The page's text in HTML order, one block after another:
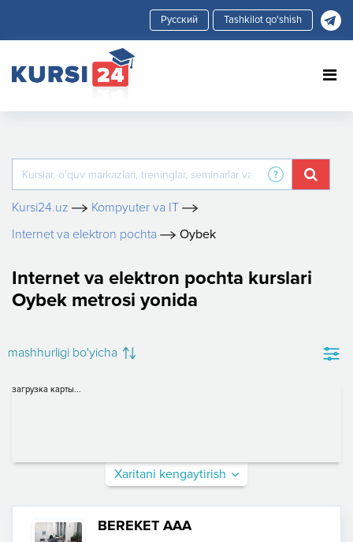
Tashkilot qo'shish
Kursi24.uz
Kompyuter va IT
Internet va elektron pochta
Oybek
Internet va elektron pochta kurslari
Oybek metrosi yonida
mashhurligi bo'yicha
загрузка карты...
Xaritani kengaytirish
BEREKET AAA